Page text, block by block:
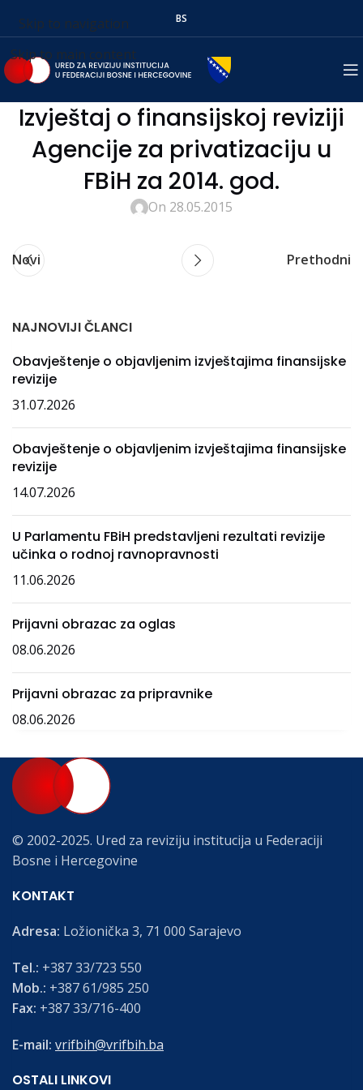
Skip to navigation
Skip to main content
BS
Izvještaj o finansijskoj reviziji
Agencije za privatizaciju u
FBiH za 2014. god.
On 28.05.2015
Novi Prethodni
NAJNOVIJI ČLANCI
Obavještenje o objavljenim izvještajima finansijske
revizije
31.07.2026
Obavještenje o objavljenim izvještajima finansijske
revizije
14.07.2026
U Parlamentu FBiH predstavljeni rezultati revizije
učinka o rodnoj ravnopravnosti
11.06.2026
Prijavni obrazac za oglas
08.06.2026
Prijavni obrazac za pripravnike
08.06.2026
© 2002-2025. Ured za reviziju institucija u Federaciji
Bosne i Hercegovine
KONTAKT
Adresa: Ložionička 3, 71 000 Sarajevo
Tel.: +387 33/723 550
Mob.: +387 61/985 250
Fax: +387 33/716-400
E-mail: vrifbih@vrifbih.ba
OSTALI LINKOVI